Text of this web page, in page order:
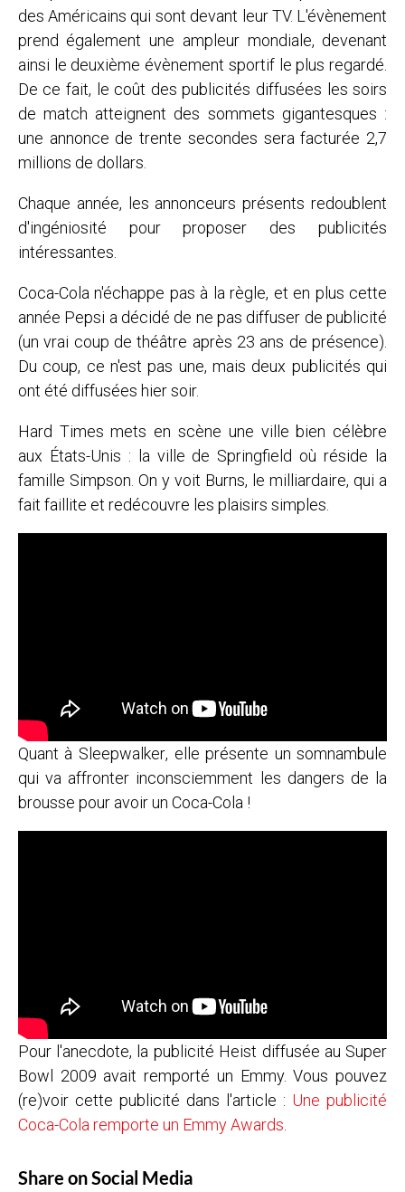
des Américains qui sont devant leur TV. L'évènement
prend également une ampleur mondiale, devenant
ainsi le deuxième évènement sportif le plus regardé.
De ce fait, le coût des publicités diffusées les soirs
de match atteignent des sommets gigantesques :
une annonce de trente secondes sera facturée 2,7
millions de dollars.
Chaque année, les annonceurs présents redoublent
d'ingéniosité pour proposer des publicités
intéressantes.
Coca-Cola n'échappe pas à la règle, et en plus cette
année Pepsi a décidé de ne pas diffuser de publicité
(un vrai coup de théâtre après 23 ans de présence).
Du coup, ce n'est pas une, mais deux publicités qui
ont été diffusées hier soir.
Hard Timesmets en scène une ville bien célèbre
aux États-Unis : la ville de Springfield où réside la
famille Simpson. On y voit Burns, le milliardaire, qui a
fait faillite et redécouvre les plaisirs simples.
Quant à Sleepwalker, elle présente un somnambule
qui va affronter inconsciemment les dangers de la
brousse pour avoir un Coca-Cola !
Pour l'anecdote, la publicité Heist diffusée au Super
Bowl 2009 avait remporté un Emmy. Vous pouvez
(re)voir cette publicité dans l'article : Une publicité
Coca-Cola remporte un Emmy Awards
Share on Social Media